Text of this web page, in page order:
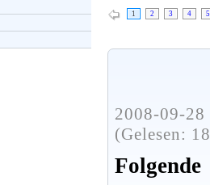
1 2 3 4 5
2008-09-
(Gelesen: